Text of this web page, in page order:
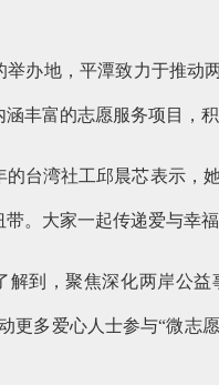
举办地，平潭致力于推动
丰富的志愿服务项目，
的台湾社工邱晨芯表示，
。大家一起传递爱与幸福
解到，聚焦深化两岸公
更多爱心人士参与“微志